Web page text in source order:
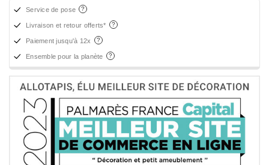
Service de pose
Livraison et retour offerts*
Paiement jusqu'à 12x
Ensemble pour la planète